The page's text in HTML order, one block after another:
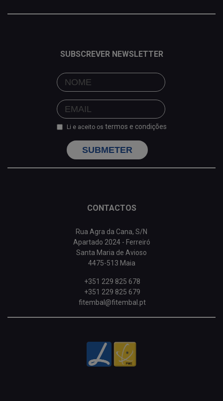
SUBSCREVER NEWSLETTER
Li e aceito os termos e condições
SUBMETER
CONTACTOS
Rua Agra da Cana, S/N
Apartado 2024 - Ferreiró
Santa Maria de Avioso
4475-513 Maia
+351 229 825 678
+351 229 825 679
fitembal@fitembal.pt